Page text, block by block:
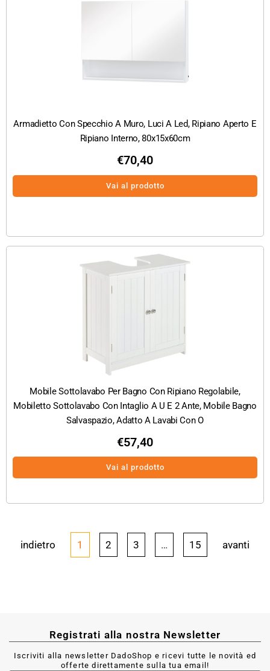
Armadietto Con Specchio A Muro, Luci A Led, Ripiano Aperto E
Ripiano Interno, 80x15x60cm
€70,40
Vai al prodotto
Mobile Sottolavabo Per Bagno Con Ripiano Regolabile,
Mobiletto Sottolavabo Con Intaglio A U E 2 Ante, Mobile Bagno
Salvaspazio, Adatto A Lavabi Con O
€57,40
Vai al prodotto
indietro 1 2 3 … 15 avanti
Registrati alla nostra Newsletter
Iscriviti alla newsletter DadoShop e ricevi tutte le novità ed
offerte direttamente sulla tua email!